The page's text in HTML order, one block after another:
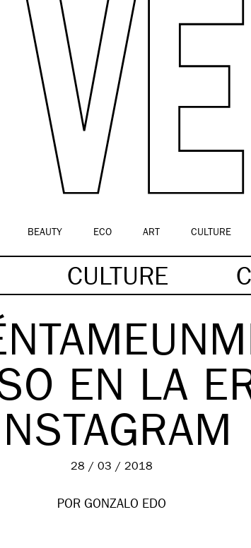
BEAUTY ECO ART CULTURE
CULTURE
EN LA
28 / 03 / 2018
POR GONZALO EDO